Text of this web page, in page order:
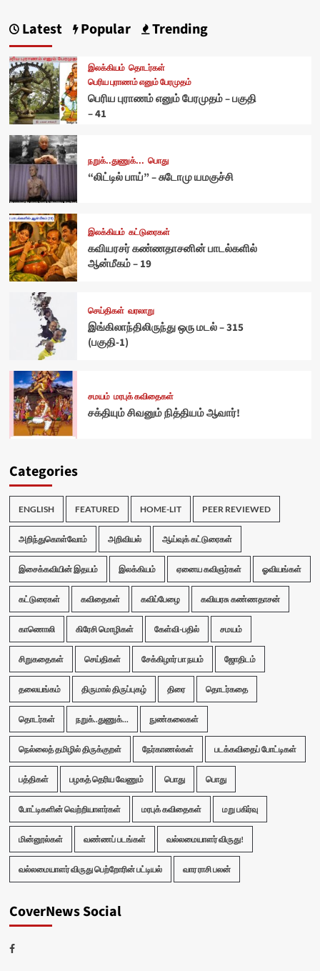
Latest Popular Trending
இலக்கியம் தொடர்கள்
பெரிய புராணம் எனும் பேரமுதம்
பெரிய புராணம் எனும் பேரமுதம் – பகுதி
– 41
நறுக்..துணுக்... பொது
“லிட்டில் பாய்” – சுடோமு யமகுச்சி
இலக்கியம் கட்டுரைகள்
கவியரசர் கண்ணதாசனின் பாடல்களில்
ஆன்மீகம் – 19
செய்திகள் வரலாறு
இங்கிலாந்திலிருந்து ஒரு மடல் – 315
(பகுதி-1)
சமயம் மரபுக் கவிதைகள்
சக்தியும் சிவனும் நித்தியம் ஆவார்!
Categories
ENGLISH FEATURED HOME-LIT PEER REVIEWED
அறிந்துகொள்வோம் அறிவியல் ஆய்வுக் கட்டுரைகள்
இசைக்கவியின் இதயம் இலக்கியம் ஏனைய கவிஞர்கள் ஓவியங்கள்
கட்டுரைகள் கவிதைகள் கவிப்பேழை கவியரசு கண்ணதாசன்
காணொலி கிரேசி மொழிகள் கேள்வி-பதில் சமயம்
சிறுகதைகள் செய்திகள் சேக்கிழார் பா நயம் ஜோதிடம்
தலையங்கம் திருமால் திருப்புகழ் திரை தொடர்கதை
தொடர்கள் நறுக்..துணுக்... நுண்கலைகள்
நெல்லைத் தமிழில் திருக்குறள் நேர்காணல்கள் படக்கவிதைப் போட்டிகள்
பத்திகள் பழகத் தெரிய வேணும் பொது பொது
போட்டிகளின் வெற்றியாளர்கள் மரபுக் கவிதைகள் மறு பகிர்வு
மின்னூல்கள் வண்ணப் படங்கள் வல்லமையாளர் விருது!
வல்லமையாளர் விருது பெற்றோரின் பட்டியல் வார ராசி பலன்
CoverNews Social
Facebook